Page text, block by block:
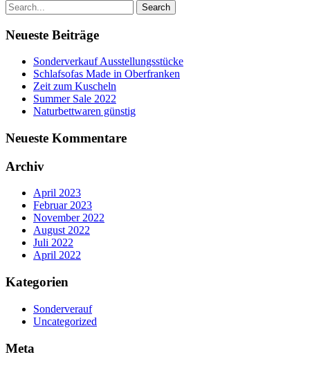
Neueste Beiträge
Sonderverkauf Ausstellungsstücke
Schlafsofas Made in Oberfranken
Zeit zum Kuscheln
Summer Sale 2022
Naturbettwaren günstig
Neueste Kommentare
Archiv
April 2023
Februar 2023
November 2022
August 2022
Juli 2022
April 2022
Kategorien
Sonderverauf
Uncategorized
Meta